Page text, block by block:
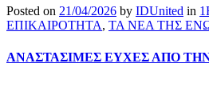
Posted on 21/04/2026 by IDUnited in
ΕΠΙΚΑΙΡΟΤΗΤΑ, ΤΑ ΝΕΑ ΤΗΣ
ΑΝΑΣΤΑΣΙΜΕΣ ΕΥΧΕΣ ΑΠΟ